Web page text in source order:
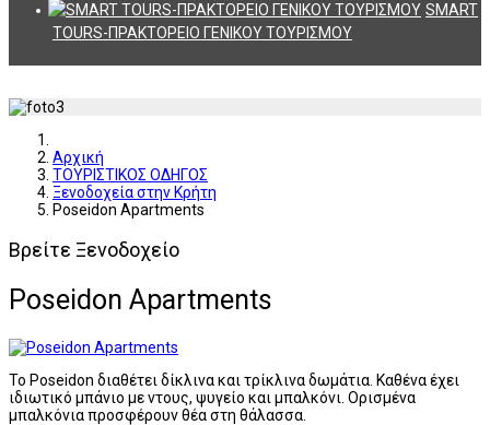
SMART
TOURS-ΠΡΑΚΤΟΡΕΙΟ ΓΕΝΙΚΟΥ ΤΟΥΡΙΣΜΟΥ
Αρχική
ΤΟΥΡΙΣΤΙΚΟΣ ΟΔΗΓΟΣ
Ξενοδοχεία στην Κρήτη
Poseidon Apartments
Βρείτε Ξενοδοχείο
Poseidon Apartments
Το Poseidon διαθέτει δίκλινα και τρίκλινα δωμάτια. Καθένα έχει
ιδιωτικό μπάνιο με ντους, ψυγείο και μπαλκόνι. Ορισμένα
μπαλκόνια προσφέρουν θέα στη θάλασσα.